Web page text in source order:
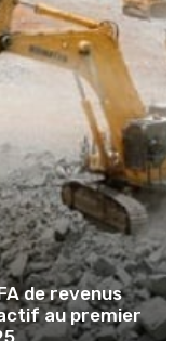
de revenus
au premier